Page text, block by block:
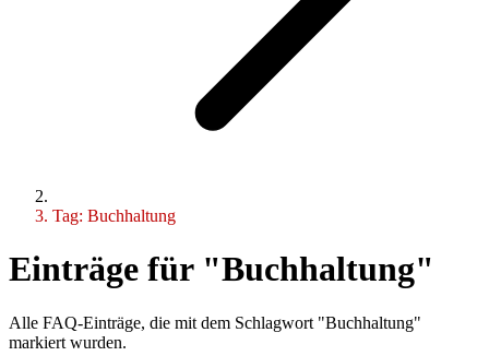
Tag: Buchhaltung
Einträge für "Buchhaltung"
Alle FAQ-Einträge, die mit dem Schlagwort "Buchhaltung"
markiert wurden.